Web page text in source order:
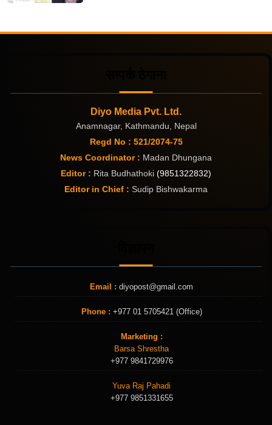
Diyo Media Pvt. Ltd.
Anamnagar, Kathmandu, Nepal
Regd No : 521/2074-75
News Coordinator : Madan Dhungana
Editor : Rita Budhathoki (9851322832)
Editor in Chief : Sudip Bishwakarma
Email : diyopost@gmail.com
Phone : +977 01 5705421 (Office)
Marketing :
Barsa Shrestha
+977 9841729976
Yuva Raj Pahadi
+977 9851331655